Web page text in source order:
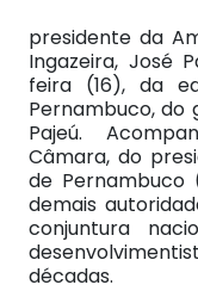
presidente da
Ingazeira, José
feira (16), da
Pernambuco, do
Pajeú.
Câmara, do
de Pernambuco
demais
conjuntura
décadas.